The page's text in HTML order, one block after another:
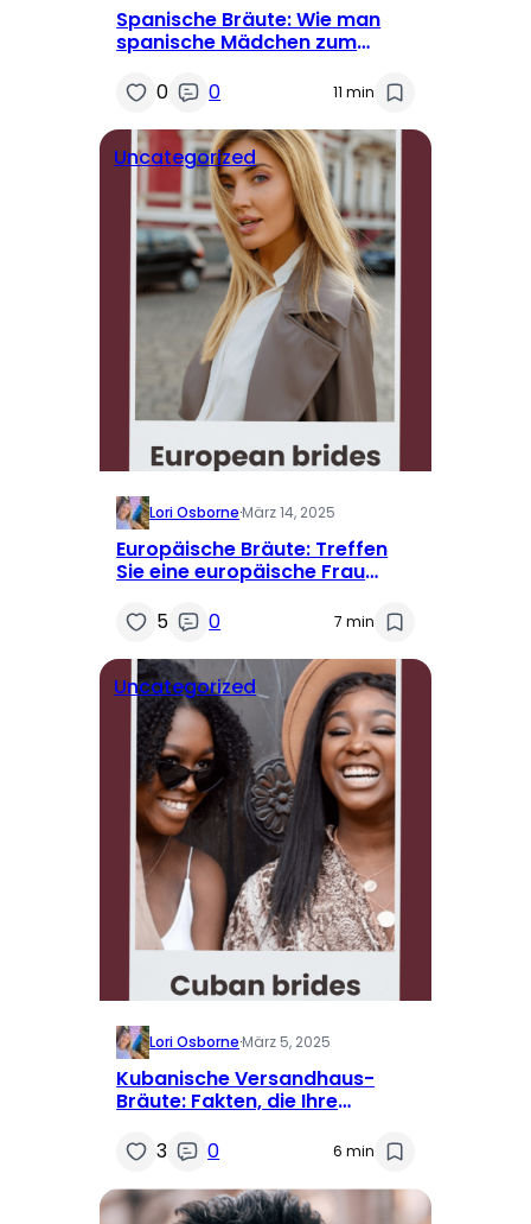
Spanische Bräute: Wie man
spanische Mädchen zum
0
0 11 min
Uncategorized
Lori Osborne·März 14, 2025
Europäische Bräute: Treffen
Sie eine europäische Frau
5
0 7 min
Uncategorized
Lori Osborne·März 5, 2025
Kubanische Versandhaus-
Bräute: Fakten, die Ihre
3
0 6 min